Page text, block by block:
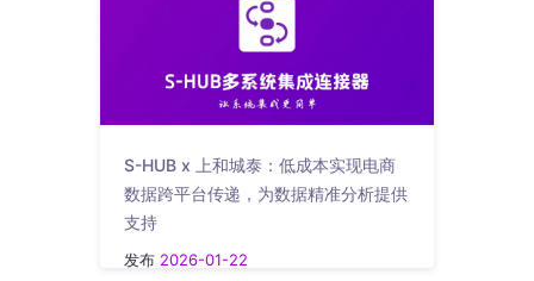
S-HUB x 上和城泰：低成本实现电商
数据跨平台传递，为数据精准分析提供
支持
发布 2026-01-22